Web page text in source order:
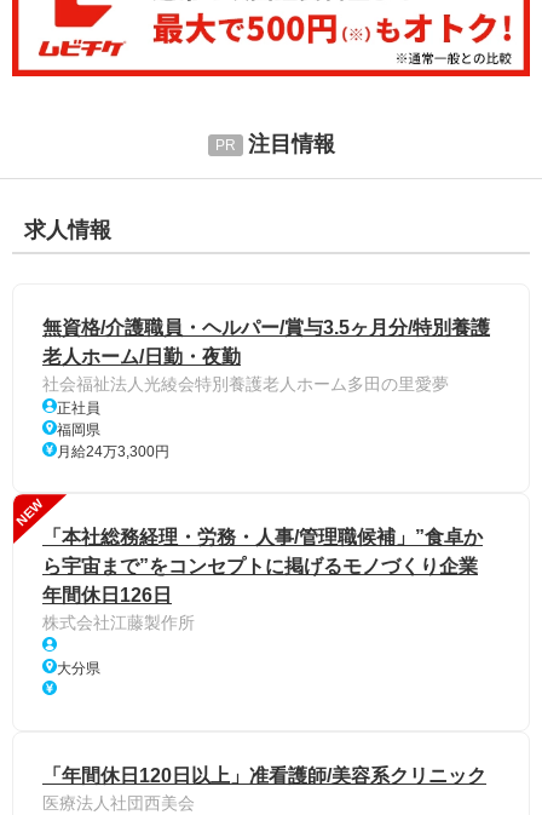
注目情報
求人情報
無資格/介護職員・ヘルパー/賞与3.5ヶ月分/特別養護
老人ホーム/日勤・夜勤
社会福祉法人光綾会特別養護老人ホーム多田の里愛夢
正社員
福岡県
月給24万3,300円
NEW
「本社総務経理・労務・人事/管理職候補」”食卓か
ら宇宙まで”をコンセプトに掲げるモノづくり企業
年間休日126日
株式会社江藤製作所
大分県
「年間休日120日以上」准看護師/美容系クリニック
医療法人社団西美会